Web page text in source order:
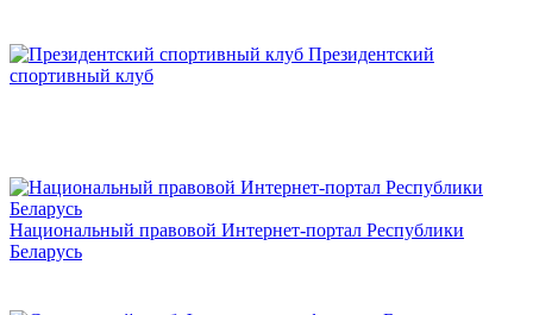
Президентский
спортивный клуб
Национальный правовой Интернет-портал Республики
Беларусь